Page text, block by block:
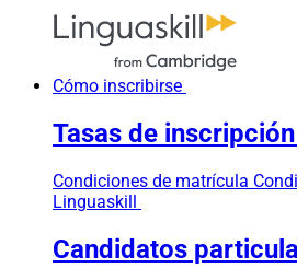
Cómo inscribirse
Tasas de inscripción
Condiciones de matrícula
Linguaskill
Candidatos